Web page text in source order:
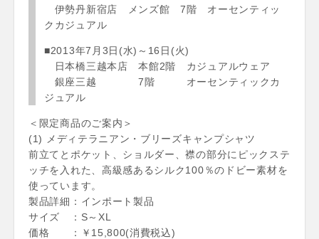
伊勢丹新宿店 メンズ館 7階 オーセンティッ
クカジュアル
■2013年7月3日(水)～16日(火)
日本橋三越本店 本館2階 カジュアルウェア
銀座三越 7階 オーセンティックカ
ジュアル
＜限定商品のご案内＞
(1) メディテラニアン・ブリーズキャンプシャツ
前立てとポケット、ショルダー、襟の部分にピックステ
ッチを入れた、高級感あるシルク100％のドビー素材を
使っています。
製品詳細：インポート製品
サイズ ：S～XL
価格 ：￥15,800(消費税込)